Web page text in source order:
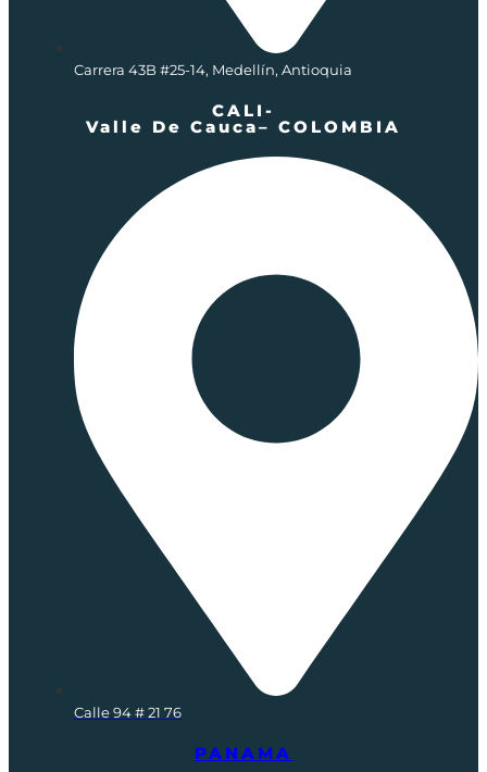
Carrera 43B #25-14, Medellín, Antioquia
CALI-
Valle De Cauca– COLOMBIA
Calle 94 # 21 76
PANAMA